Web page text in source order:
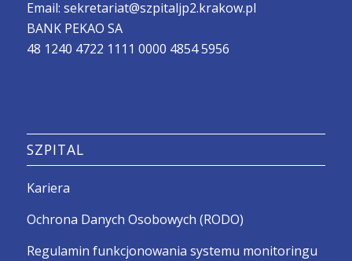
Email: sekretariat@szpitaljp2.krakow.pl
BANK PEKAO SA
48 1240 4722 1111 0000 4854 5956
SZPITAL
Kariera
Ochrona Danych Osobowych (RODO)
Regulamin funkcjonowania systemu monitoringu